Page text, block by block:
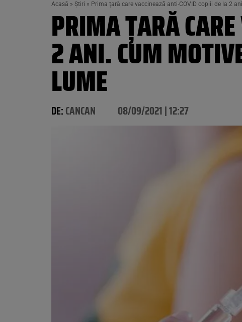
Acasă » Știri » Prima țară care vaccinează anti-COVID copiii de la 2
PRIMA ȚARĂ
2 ANI. CUM
LUME
DE:CANCAN 08/09/2021 | 12:27